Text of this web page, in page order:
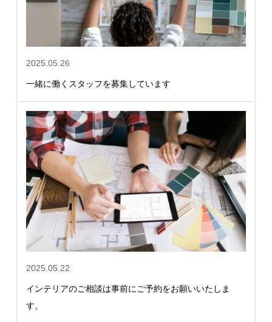
2025.05.26
一緒に働くスタッフを募集しています
2025.05.22
インテリアのご相談は事前にご予約をお願いいたしま
す。